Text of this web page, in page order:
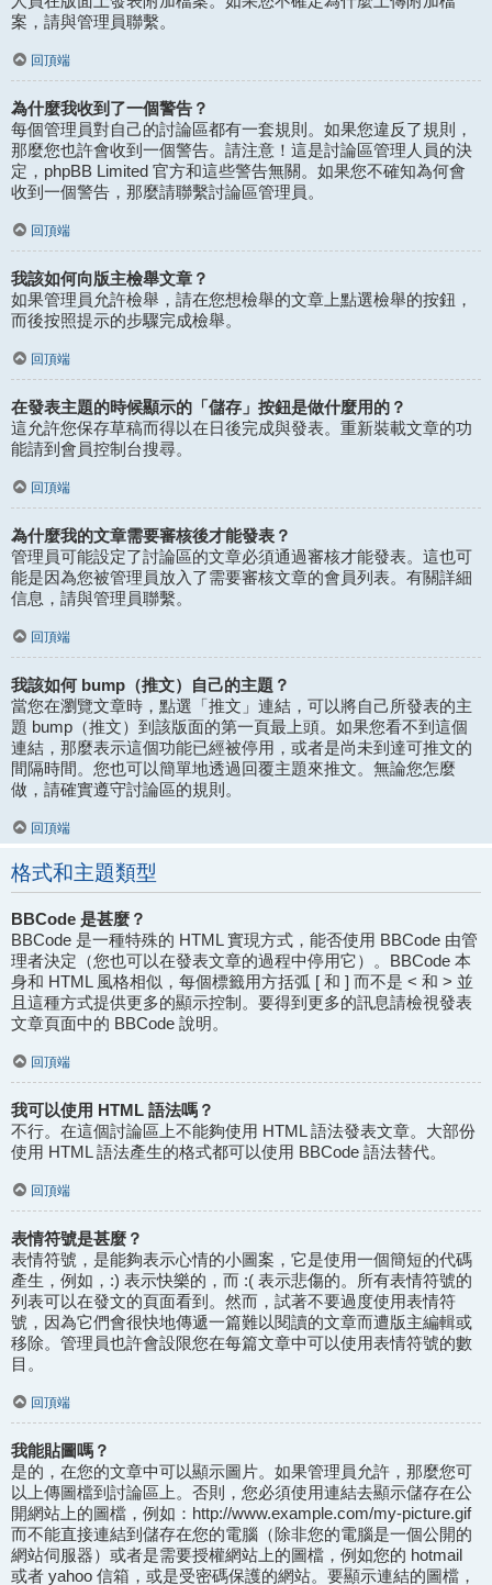
案，請與管理員聯繫。
回頂端
為什麼我收到了一個警告？
每個管理員對自己的討論區都有一套規則。如果您違反了規則，
那麼您也許會收到一個警告。請注意！這是討論區管理人員的決
定，phpBB Limited 官方和這些警告無關。如果您不確知為何會
收到一個警告，那麼請聯繫討論區管理員。
回頂端
我該如何向版主檢舉文章？
如果管理員允許檢舉，請在您想檢舉的文章上點選檢舉的按鈕，
而後按照提示的步驟完成檢舉。
回頂端
在發表主題的時候顯示的「儲存」按鈕是做什麼用的？
這允許您保存草稿而得以在日後完成與發表。重新裝載文章的功
能請到會員控制台搜尋。
回頂端
為什麼我的文章需要審核後才能發表？
管理員可能設定了討論區的文章必須通過審核才能發表。這也可
能是因為您被管理員放入了需要審核文章的會員列表。有關詳細
信息，請與管理員聯繫。
回頂端
我該如何 bump（推文）自己的主題？
當您在瀏覽文章時，點選「推文」連結，可以將自己所發表的主
題 bump（推文）到該版面的第一頁最上頭。如果您看不到這個
連結，那麼表示這個功能已經被停用，或者是尚未到達可推文的
間隔時間。您也可以簡單地透過回覆主題來推文。無論您怎麼
做，請確實遵守討論區的規則。
回頂端
格式和主題類型
BBCode 是甚麼？
BBCode 是一種特殊的 HTML 實現方式，能否使用 BBCode 由管
理者決定（您也可以在發表文章的過程中停用它）。BBCode 本
身和 HTML 風格相似，每個標籤用方括弧 [ 和 ] 而不是 < 和 > 並
且這種方式提供更多的顯示控制。要得到更多的訊息請檢視發表
文章頁面中的 BBCode 說明。
回頂端
我可以使用 HTML 語法嗎？
不行。在這個討論區上不能夠使用 HTML 語法發表文章。大部份
使用 HTML 語法產生的格式都可以使用 BBCode 語法替代。
回頂端
表情符號是甚麼？
表情符號，是能夠表示心情的小圖案，它是使用一個簡短的代碼
產生，例如，:) 表示快樂的，而 :( 表示悲傷的。所有表情符號的
列表可以在發文的頁面看到。然而，試著不要過度使用表情符
號，因為它們會很快地傳遞一篇難以閱讀的文章而遭版主編輯或
移除。管理員也許會設限您在每篇文章中可以使用表情符號的數
目。
回頂端
我能貼圖嗎？
是的，在您的文章中可以顯示圖片。如果管理員允許，那麼您可
以上傳圖檔到討論區上。否則，您必須使用連結去顯示儲存在公
開網站上的圖檔，例如：http://www.example.com/my-picture.gif
而不能直接連結到儲存在您的電腦（除非您的電腦是一個公開的
網站伺服器）或者是需要授權網站上的圖檔，例如您的 hotmail
或者 yahoo 信箱，或是受密碼保護的網站。要顯示連結的圖檔，